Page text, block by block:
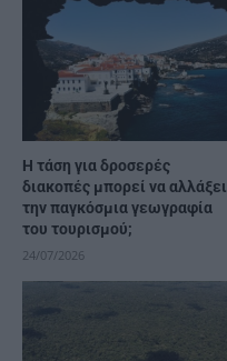
Η τάση για δροσερές
διακοπές μπορεί να αλλάξει
την παγκόσμια γεωγραφία
του τουρισμού;
24/07/2026